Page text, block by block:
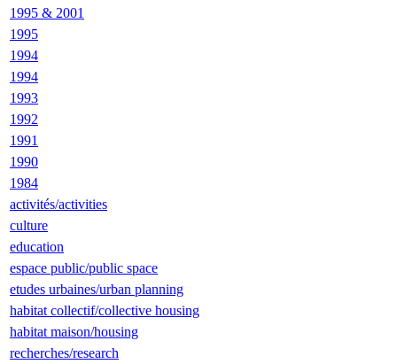
1995 & 2001
1995
1994
1994
1993
1992
1991
1990
1984
activités/activities
culture
education
espace public/public space
etudes urbaines/urban planning
habitat collectif/collective housing
habitat maison/housing
recherches/research